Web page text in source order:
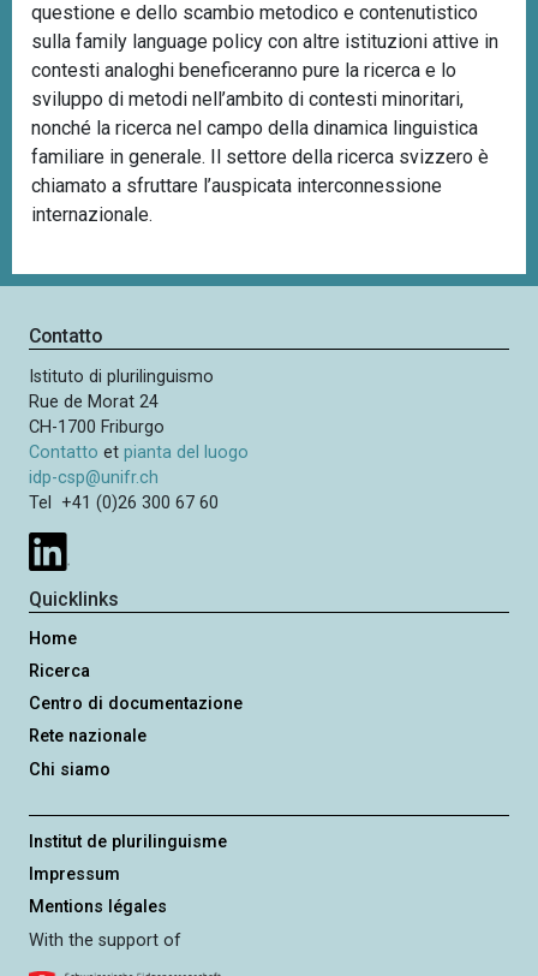
questione e dello scambio metodico e contenutistico
sulla family language policy con altre istituzioni attive in
contesti analoghi beneficeranno pure la ricerca e lo
sviluppo di metodi nell’ambito di contesti minoritari,
nonché la ricerca nel campo della dinamica linguistica
familiare in generale. Il settore della ricerca svizzero è
chiamato a sfruttare l’auspicata interconnessione
internazionale.
Contatto
Istituto di plurilinguismo
Rue de Morat 24
CH-1700 Friburgo
Contatto etpianta del luogo
idp-csp@unifr.ch
Tel +41 (0)26 300 67 60
Quicklinks
Home
Ricerca
Centro di documentazione
Rete nazionale
Chi siamo
Institut de plurilinguisme
Impressum
Mentions légales
With the support of